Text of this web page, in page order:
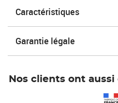
Caractéristiques
Garantie légale
Nos clients ont